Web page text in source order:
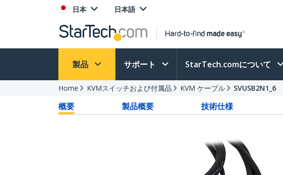
日本 日本語
製品 サポート StarTech.comについて
Home KVMスイッチおよび付属品 KVM ケーブル SVUSB2N1_6
概要 製品概要 技術仕様